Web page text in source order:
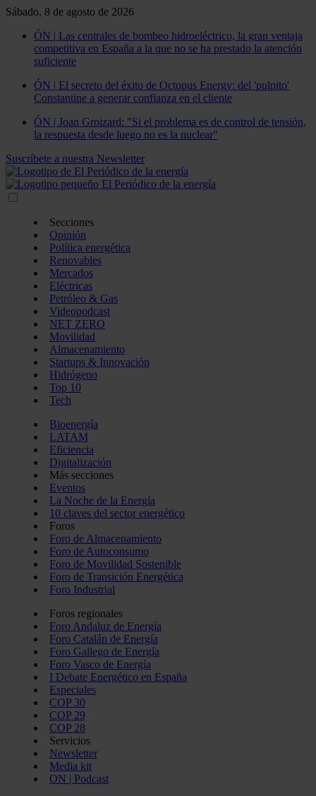
Sábado, 8 de agosto de 2026
ÓN | Las centrales de bombeo hidroeléctrico, la gran ventaja
competitiva en España a la que no se ha prestado la atención
suficiente
ÓN | El secreto del éxito de Octopus Energy: del 'pulpito'
Constantine a generar confianza en el cliente
ÓN | Joan Groizard: "Si el problema es de control de tensión,
la respuesta desde luego no es la nuclear"
Suscríbete a nuestra Newsletter
Secciones
Opinión
Política energética
Renovables
Mercados
Eléctricas
Petróleo & Gas
Videopodcast
NET ZERO
Movilidad
Almacenamiento
Startups & Innovación
Hidrógeno
Top 10
Tech
Bioenergía
LATAM
Eficiencia
Digitalización
Más secciones
Eventos
La Noche de la Energía
10 claves del sector energético
Foros
Foro de Almacenamiento
Foro de Autoconsumo
Foro de Movilidad Sostenible
Foro de Transición Energética
Foro Industrial
Foros regionales
Foro Andaluz de Energía
Foro Catalán de Energía
Foro Gallego de Energía
Foro Vasco de Energía
I Debate Energético en España
Especiales
COP 30
COP 29
COP 28
Servicios
Newsletter
Media kit
ON | Podcast